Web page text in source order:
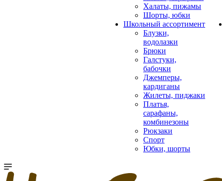
Халаты, пижамы
Шорты, юбки
Школьный ассортимент
Блузки,
водолазки
Брюки
Галстуки,
бабочки
Джемперы,
кардиганы
Жилеты, пиджаки
Платья,
сарафаны,
комбинезоны
Рюкзаки
Спорт
Юбки, шорты